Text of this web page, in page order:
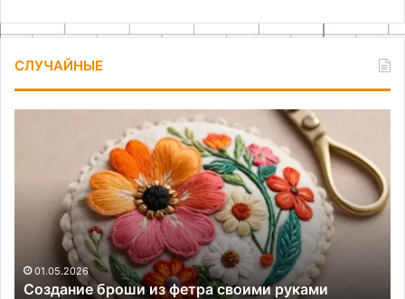
СЛУЧАЙНЫЕ
руками
01.05.2026
Создание броши из фетра своими руками